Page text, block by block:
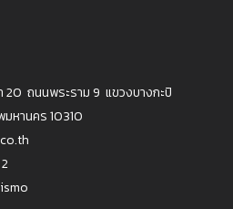
20 ถนนพระราม 9 แขวงบางกะปิ
หานคร 10310